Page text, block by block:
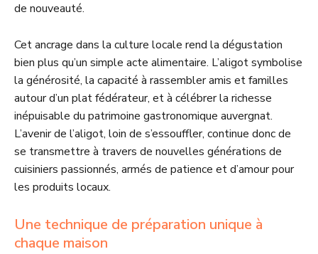
de nouveauté.
Cet ancrage dans la culture locale rend la dégustation
bien plus qu’un simple acte alimentaire. L’aligot symbolise
la générosité, la capacité à rassembler amis et familles
autour d’un plat fédérateur, et à célébrer la richesse
inépuisable du patrimoine gastronomique auvergnat.
L’avenir de l’aligot, loin de s’essouffler, continue donc de
se transmettre à travers de nouvelles générations de
cuisiniers passionnés, armés de patience et d’amour pour
les produits locaux.
Une technique de préparation unique à
chaque maison